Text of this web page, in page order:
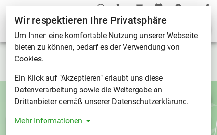
Wissenswertes
Wissenswertes auf einen Blick
Wir respektieren Ihre Privatsphäre
Um Ihnen eine komfortable Nutzung unserer Webseite
bieten zu können, bedarf es der Verwendung von
Cookies.
Ein Klick auf "Akzeptieren" erlaubt uns diese
Datenverarbeitung sowie die Weitergabe an
Drittanbieter gemäß unserer Datenschutzerklärung.
Mehr Informationen